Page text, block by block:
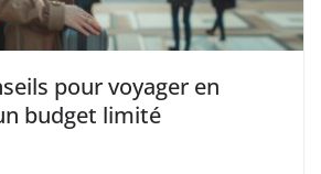
pour voyager en
budget limité